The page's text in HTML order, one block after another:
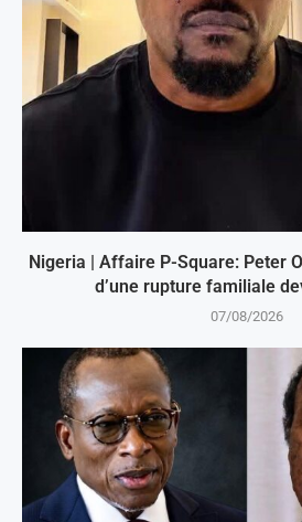
Nigeria | Affaire P-Square: Peter
d’une rupture familiale
07/08/2026